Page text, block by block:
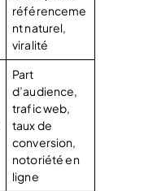
référenceme
nt naturel,
viralité
Part
d’audience,
trafic web,
taux de
conversion,
notoriété en
ligne